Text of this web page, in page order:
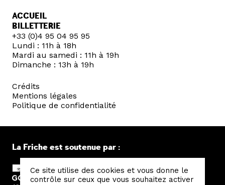
ACCUEIL
BILLETTERIE
+33 (0)4 95 04 95 95
Lundi : 11h à 18h
Mardi au samedi : 11h à 19h
Dimanche : 13h à 19h
Crédits
Mentions légales
Politique de confidentialité
La Friche est soutenue par :
Ce site utilise des cookies et vous donne le
contrôle sur ceux que vous souhaitez activer